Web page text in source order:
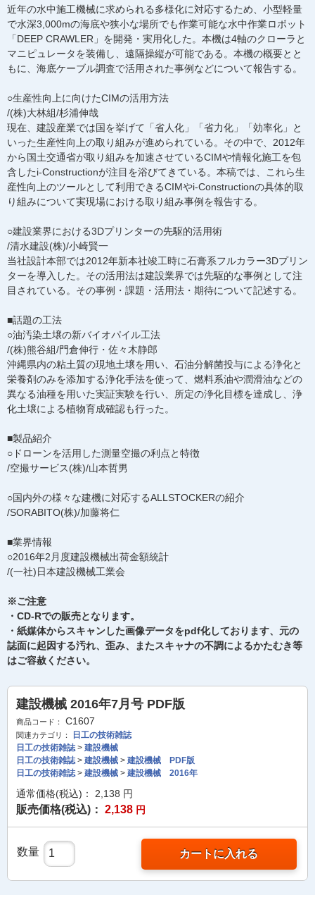
近年の水中施工機械に求められる多様化に対応するため、小型軽量
で水深3,000mの海底や狭小な場所でも作業可能な水中作業ロボット
「DEEP CRAWLER」を開発・実用化した。本機は4軸のクローラと
マニピュレータを装備し、遠隔操縦が可能である。本機の概要とと
もに、海底ケーブル調査で活用された事例などについて報告する。
○生産性向上に向けたCIMの活用方法
/(株)大林組/杉浦伸哉
現在、建設産業では国を挙げて「省人化」「省力化」「効率化」と
いった生産性向上の取り組みが進められている。その中で、2012年
から国土交通省が取り組みを加速させているCIMや情報化施工を包
含したi-Constructionが注目を浴びてきている。本稿では、これら生
産性向上のツールとして利用できるCIMやi-Constructionの具体的取
り組みについて実現場における取り組み事例を報告する。
○建設業界における3Dプリンターの先駆的活用術
/清水建設(株)/小崎賢一
当社設計本部では2012年新本社竣工時に石膏系フルカラー3Dプリン
ターを導入した。その活用法は建設業界では先駆的な事例として注
目されている。その事例・課題・活用法・期待について記述する。
■話題の工法
○油汚染土壌の新バイオパイル工法
/(株)熊谷組/門倉伸行・佐々木静郎
沖縄県内の粘土質の現地土壌を用い、石油分解菌投与による浄化と
栄養剤のみを添加する浄化手法を使って、燃料系油や潤滑油などの
異なる油種を用いた実証実験を行い、所定の浄化目標を達成し、浄
化土壌による植物育成確認も行った。
■製品紹介
○ドローンを活用した測量空撮の利点と特徴
/空撮サービス(株)/山本哲男
○国内外の様々な建機に対応するALLSTOCKERの紹介
/SORABITO(株)/加藤将仁
■業界情報
○2016年2月度建設機械出荷金額統計
/(一社)日本建設機械工業会
※ご注意
・CD-Rでの販売となります。
・紙媒体からスキャンした画像データをpdf化しております、元の
誌面に起因する汚れ、歪み、またスキャナの不調によるかたむき等
はご容赦ください。
建設機械 2016年7月号 PDF版
商品コード： C1607
関連カテゴリ：
日工の技術雑誌
日工の技術雑誌 > 建設機械
日工の技術雑誌 > 建設機械 > 建設機械 PDF版
日工の技術雑誌 > 建設機械 > 建設機械 2016年
通常価格(税込)： 2,138 円
販売価格(税込)： 2,138 円
数量 カートに入れる